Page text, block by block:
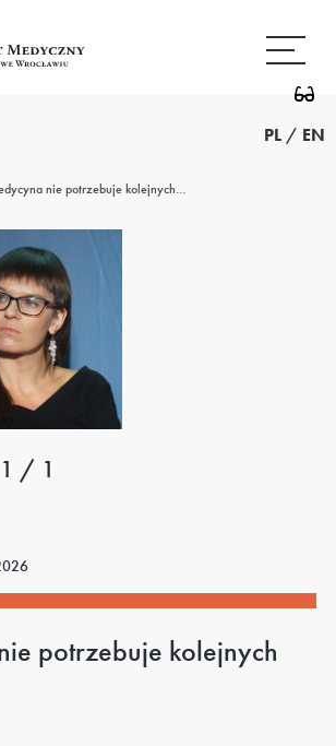
PL / EN
nie potrzebuje kolejnych…
1 / 1
potrzebuje kolejnych